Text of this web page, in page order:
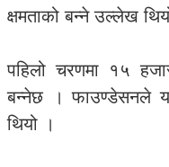
क्षमताको बन्ने उल्लेख
पहिलो चरणमा १५
बन्नेछ । फाउण्डेसनले
थियो ।